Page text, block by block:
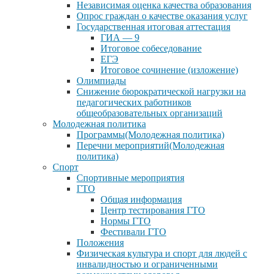
Независимая оценка качества образования
Опрос граждан о качестве оказания услуг
Государственная итоговая аттестация
ГИА — 9
Итоговое собеседование
ЕГЭ
Итоговое сочинение (изложение)
Олимпиады
Снижение бюрократической нагрузки на
педагогических работников
общеобразовательных организаций
Молодежная политика
Программы(Молодежная политика)
Перечни мероприятий(Молодежная
политика)
Спорт
Спортивные мероприятия
ГТО
Общая информация
Центр тестирования ГТО
Нормы ГТО
Фестивали ГТО
Положения
Физическая культура и спорт для людей с
инвалидностью и ограниченными